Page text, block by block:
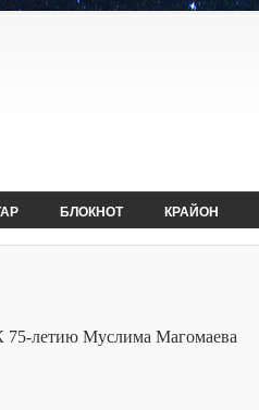
БЛОКНОТ КРАЙОН
75-летию Муслима Магомаева